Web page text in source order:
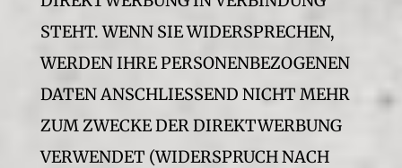
STEHT. WENN SIE WIDERSPRECHEN,
WERDEN IHRE PERSONENBEZOGENEN
DATEN ANSCHLIESSEND NICHT MEHR
ZUM ZWECKE DER DIREKTWERBUNG
VERWENDET (WIDERSPRUCH NACH